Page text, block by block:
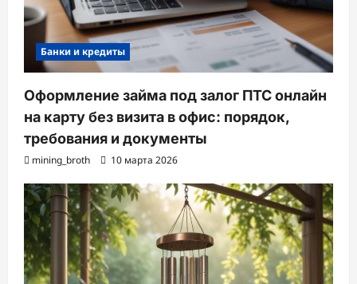
Банки и кредиты
Оформление займа под залог ПТС онлайн
на карту без визита в офис: порядок,
требования и документы
mining_broth 10 марта 2026